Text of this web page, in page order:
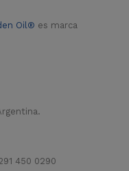
Oil® es marca
450 0290